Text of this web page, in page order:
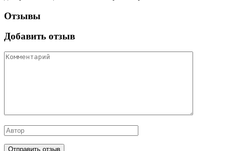
Отзывы
Добавить отзыв